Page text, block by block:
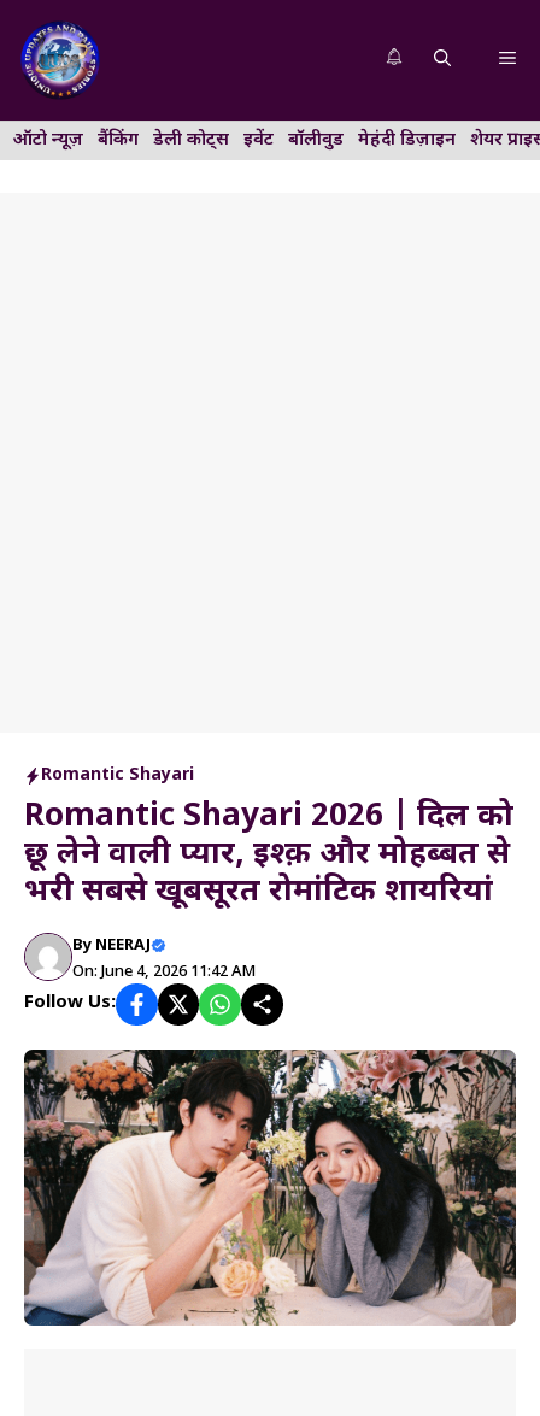
content
ऑटो न्यूज़ बैंकिंग डेली कोट्स इवेंट बॉलीवुड मेहंदी डिज़ाइन शेयर
Romantic Shayari
Romantic Shayari 2026 | दिल को
छू लेने वाली प्यार, इश्क़ और मोहब्बत से
भरी सबसे खूबसूरत रोमांटिक शायरियां
By NEERAJ
On: June 4, 2026 11:42 AM
Follow Us: